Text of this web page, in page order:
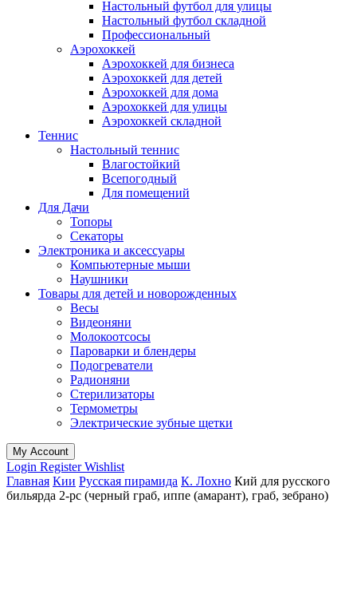
Настольный футбол для улицы
Настольный футбол складной
Профессиональный
Аэрохоккей
Аэрохоккей для бизнеса
Аэрохоккей для детей
Аэрохоккей для дома
Аэрохоккей для улицы
Аэрохоккей складной
Теннис
Настольный теннис
Влагостойкий
Всепогодный
Для помещений
Для Дачи
Топоры
Секаторы
Электроника и аксессуары
Компьютерные мыши
Наушники
Товары для детей и новорожденных
Весы
Видеоняни
Молокоотсосы
Пароварки и блендеры
Подогреватели
Радионяни
Стерилизаторы
Термометры
Электрические зубные щетки
My Account
Login RegisterWishlist
Главная Кии Русская пирамида К. Лохно Кий для русского
бильярда 2-pc (черный граб, иппе (амарант), граб, зебрано)